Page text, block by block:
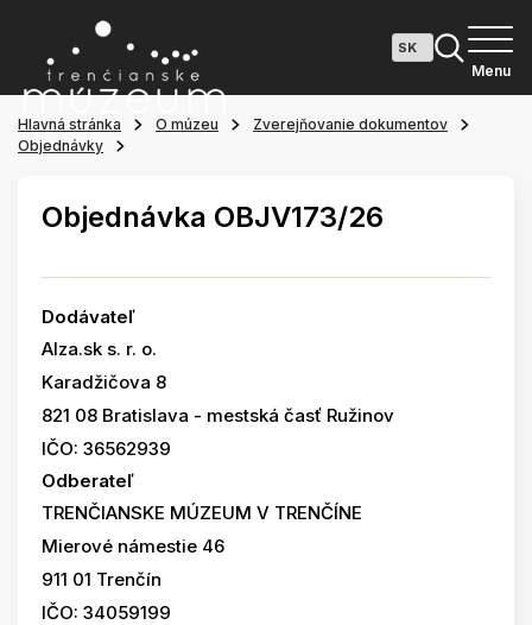
Menu
Hlavná stránka O múzeu
Zverejňovanie dokumentov
Objednávky
Objednávka OBJV173/26
Dodávateľ
Alza.sk s. r. o.
Karadžičova 8
821 08 Bratislava - mestská časť Ružinov
IČO: 36562939
Odberateľ
TRENČIANSKE MÚZEUM V TRENČÍNE
Mierové námestie 46
911 01 Trenčín
IČO: 34059199